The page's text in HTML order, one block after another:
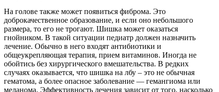
На голове также может появиться фиброма. Это
доброкачественное образование, и если оно небольшого
размера, то его не трогают. Шишка может оказаться
гнойником. В такой ситуации педиатр должен назначить
лечение. Обычно в него входят антибиотики и
общеукрепляющая терапия, прием витаминов. Иногда не
обойтись без хирургического вмешательства. В редких
случаях оказывается, что шишка на лбу – это не обычная
гематома, а более опасное заболевание — гемангиома или
меланома. Эффективность лечения зависит от того, насколько